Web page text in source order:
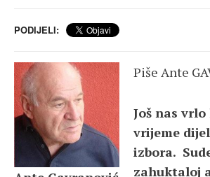
PODIJELI:
Piše Ante
Još nas
vrijeme
izbora.
zahuktaloj